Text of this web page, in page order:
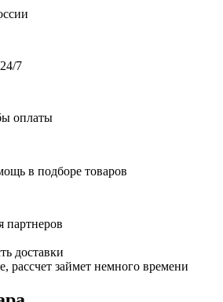
7
оплаты
в подборе товаров
партнеров
доставки
рассчет займет немного времени